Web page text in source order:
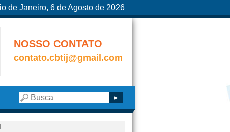
de Janeiro, 6 de Agosto de 2026
NOSSO CONTATO
contato.cbtij@gmail.com